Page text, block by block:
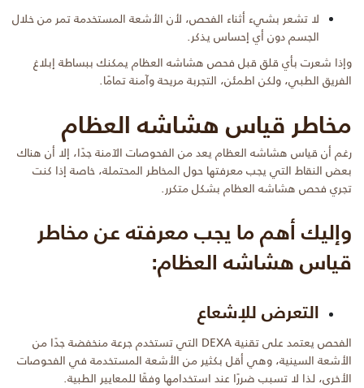
لا تشعر بشيء أثناء الفحص، لأن الأشعة المستخدمة تمر من خلال
الجسم دون أي إحساس يذكر.
وإذا شعرت بأي قلق قبل فحص هشاشه العظام يمكنك ببساطة إبلاغ
الفريق الطبي، ولكن اطمئن، التجربة مريحة وآمنة تمامًا.
مخاطر قياس هشاشه العظام
رغم أن قياس هشاشه العظام يعد من الفحوصات الآمنة جدًا، إلا أن هناك
بعض النقاط التي يجب معرفتها حول المخاطر المحتملة، خاصة إذا كنت
تجري فحص هشاشه العظام بشكل متكرر.
وإليك أهم ما يجب معرفته عن مخاطر
قياس هشاشه العظام:
التعرض للإشعاع
الفحص يعتمد على تقنية DEXA التي تستخدم جرعة منخفضة جدًا من
الأشعة السينية، وهي أقل بكثير من الأشعة المستخدمة في الفحوصات
الأخرى، لذا لا تسبب ضررًا عند استخدامها وفقًا للمعايير الطبية.